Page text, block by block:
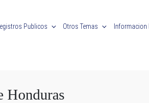
Publicos Otros Temas
Honduras